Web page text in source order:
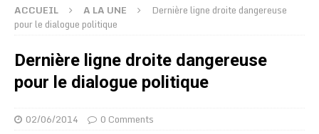
ACCUEIL A LA UNE
Dernière ligne droite dangereuse
pour le dialogue politique
Dernière ligne droite dangereuse
pour le dialogue politique
02/06/2014 0 Comments